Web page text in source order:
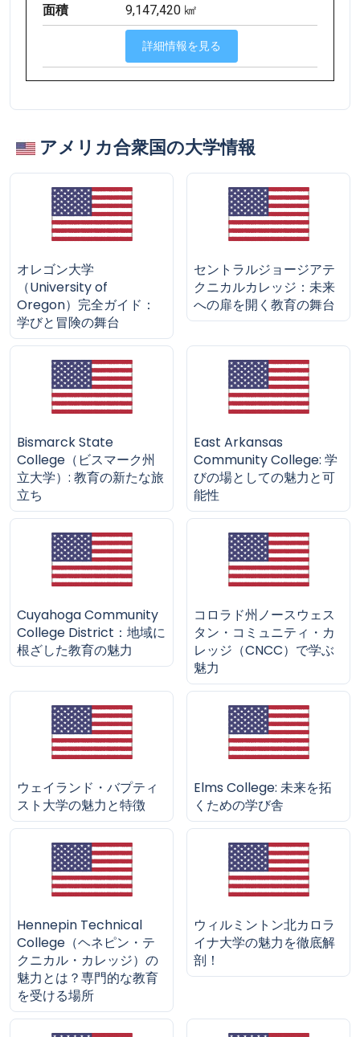
面積 9,147,420 ㎢
詳細情報を見る
アメリカ合衆国の大学情報
オレゴン大学
（University of
Oregon）完全ガイド：
学びと冒険の舞台
セントラルジョージアテ
クニカルカレッジ：未来
への扉を開く教育の舞台
Bismarck State
College（ビスマーク州
立大学）: 教育の新たな旅
立ち
East Arkansas
Community College: 学
びの場としての魅力と可
能性
Cuyahoga Community
College District：地域に
根ざした教育の魅力
コロラド州ノースウェス
タン・コミュニティ・カ
レッジ（CNCC）で学ぶ
魅力
ウェイランド・バプティ
スト大学の魅力と特徴
Elms College: 未来を拓
くための学び舎
Hennepin Technical
College（ヘネピン・テ
クニカル・カレッジ）の
魅力とは？専門的な教育
を受ける場所
ウィルミントン北カロラ
イナ大学の魅力を徹底解
剖！